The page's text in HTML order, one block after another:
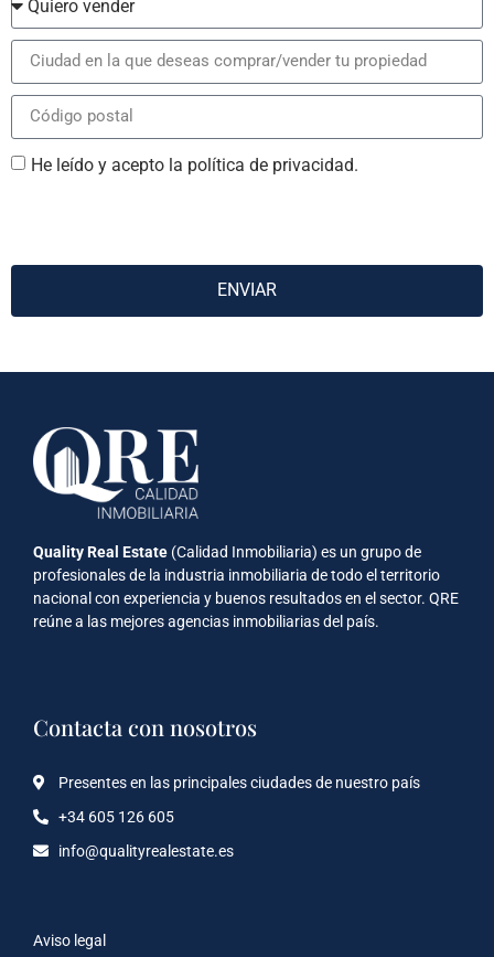
He leído y acepto la política de privacidad.
ENVIAR
Quality Real Estate (Calidad Inmobiliaria) es un grupo de
profesionales de la industria inmobiliaria de todo el territorio
nacional con experiencia y buenos resultados en el sector. QRE
reúne a las mejores agencias inmobiliarias del país.
Contacta con nosotros
Presentes en las principales ciudades de nuestro país
+34 605 126 605
info@qualityrealestate.es
Aviso legal